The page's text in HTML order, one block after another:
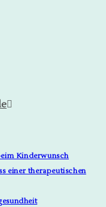
Kinderwunsch
einer therapeutischen